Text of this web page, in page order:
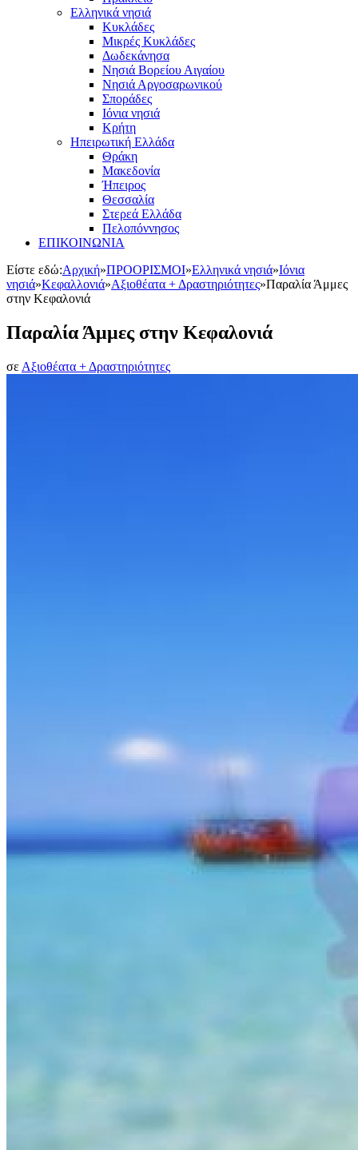
Ελληνικά νησιά
Κυκλάδες
Μικρές Κυκλάδες
Δωδεκάνησα
Νησιά Βορείου Αιγαίου
Νησιά Αργοσαρωνικού
Σποράδες
Ιόνια νησιά
Κρήτη
Ηπειρωτική Ελλάδα
Θράκη
Μακεδονία
Ήπειρος
Θεσσαλία
Στερεά Ελλάδα
Πελοπόννησος
ΕΠΙΚΟΙΝΩΝΙΑ
Είστε εδώ:Αρχική»ΠΡΟΟΡΙΣΜΟΙ»Ελληνικά νησιά»Ιόνια
νησιά»Κεφαλλονιά»Αξιοθέατα + Δραστηριότητες»Παραλία Άμμες
στην Κεφαλονιά
Παραλία Άμμες στην Κεφαλονιά
σε Αξιοθέατα + Δραστηριότητες